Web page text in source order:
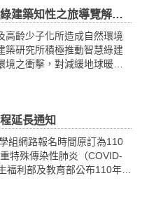
築規劃設計之行列。特別配
優良綠建築建築師介紹分享
築業界學習觀摩，以達教育
優良綠建築得獎作品優良綠
壇時間及地點：訂於110年
作品設計人林明娥建築
時間及地點：訂於110年12
館1館1樓展場。展覽內容：
三）議程如下：主題地點時
404會議室 13：10-
築師 （IKEA桃園店）14：
二號社會住宅）15：00-
途空氣中漫布著濃濃的溫
覽解說人員培訓課程」~報名開始
高齡少子化所造成自然環境
築研究所積極推動智慧綠建
之衝擊，對減緩地球暖化
念，並進一步強化綠建築
策落實之成果。本培訓課
達到未來解說之完整性與
效益本次培訓課程透過2場
綠建築示範基地參訪及低碳
築基本認知、加強解說品
築設計概念與節能減碳理
延長通知
組網路報名時間原訂為110
特殊傳染性肺炎（COVID-
利部及教育部公布110年9
年進行校園疫苗接種，為確
國民中學組報名及後續活